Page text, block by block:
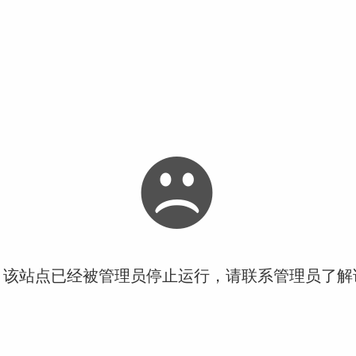
站点已经被管理员停止运行，请联系管理员了